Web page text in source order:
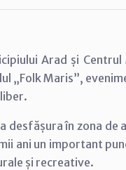
Arad și
„Folk Maris”,
desfășura în zona
ani un important
și recreative.